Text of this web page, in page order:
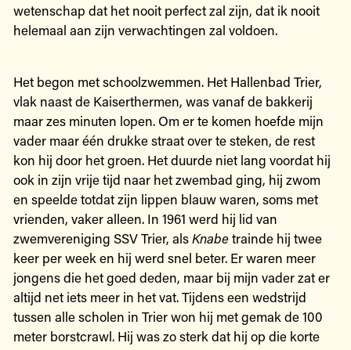
wetenschap dat het nooit perfect zal zijn, dat ik nooit
helemaal aan zijn verwachtingen zal voldoen.
Het begon met schoolzwemmen. Het Hallenbad Trier,
vlak naast de Kaiserthermen, was vanaf de bakkerij
maar zes minuten lopen. Om er te komen hoefde mijn
vader maar één drukke straat over te steken, de rest
kon hij door het groen. Het duurde niet lang voordat hij
ook in zijn vrije tijd naar het zwembad ging, hij zwom
en speelde totdat zijn lippen blauw waren, soms met
vrienden, vaker alleen. In 1961 werd hij lid van
zwemvereniging SSV Trier, alsKnabetrainde hij twee
keer per week en hij werd snel beter. Er waren meer
jongens die het goed deden, maar bij mijn vader zat er
altijd net iets meer in het vat. Tijdens een wedstrijd
tussen alle scholen in Trier won hij met gemak de 100
meter borstcrawl. Hij was zo sterk dat hij op die korte